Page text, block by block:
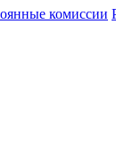
комиссии